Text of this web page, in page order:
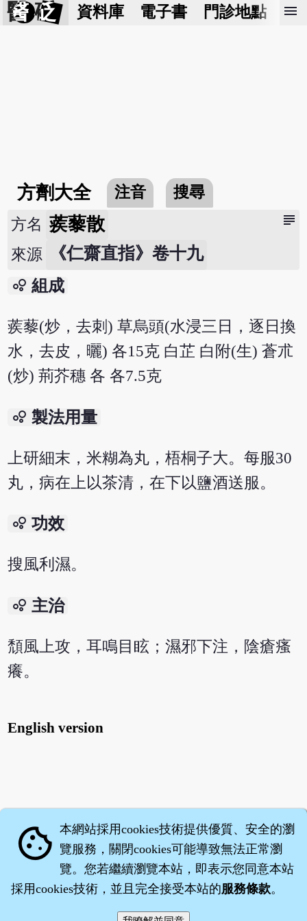
醫 砭 資料庫 電子書 門診地點 預
menu
方劑大全 注音 搜尋
subject
方名 蒺藜散
來源 《仁齋直指》卷十九
bubble_chart 組成
蒺藜(炒，去刺) 草烏頭(水浸三日，逐日換
水，去皮，曬) 各15克 白芷 白附(生) 蒼朮
(炒) 荊芥穗 各 各7.5克
bubble_chart 製法用量
上研細末，米糊為丸，梧桐子大。每服30
丸，病在上以茶清，在下以鹽酒送服。
bubble_chart 功效
搜風利濕。
bubble_chart 主治
頹風上攻，耳鳴目眩；濕邪下注，陰瘡瘙
癢。
English version
cookie 本網站採用cookies技術提供優質、安全的瀏
覽服務，關閉cookies可能導致無法正常瀏
覽。您若繼續瀏覽本站，即表示您同意本站
採用cookies技術，並且完全接受本站的服務條款。